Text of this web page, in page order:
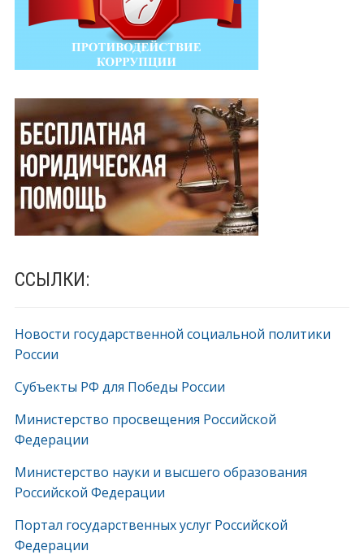
ССЫЛКИ:
Новости государственной социальной политики
России
Субъекты РФ для Победы России
Министерство просвещения Российской
Федерации
Министерство науки и высшего образования
Российской Федерации
Портал государственных услуг Российской
Федерации